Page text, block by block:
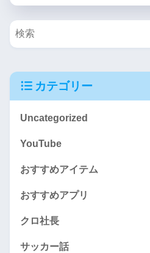
カテゴリー
Uncategorized
YouTube
おすすめアイテム
おすすめアプリ
クロ社長
サッカー話